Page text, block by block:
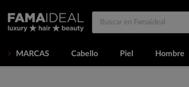
MARCAS Cabello Piel Hombre